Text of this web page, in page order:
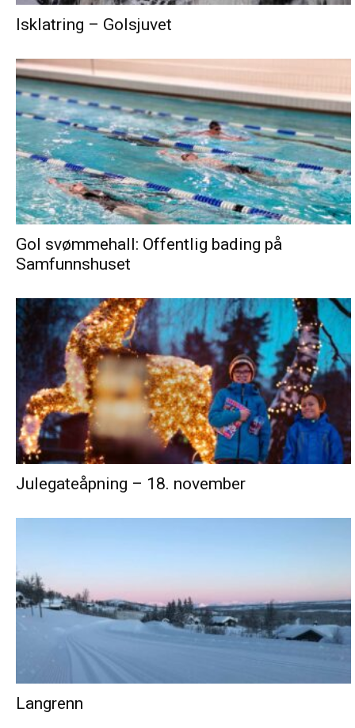
Isklatring – Golsjuvet
Gol svømmehall: Offentlig bading på
Samfunnshuset
Julegateåpning – 18. november
Langrenn